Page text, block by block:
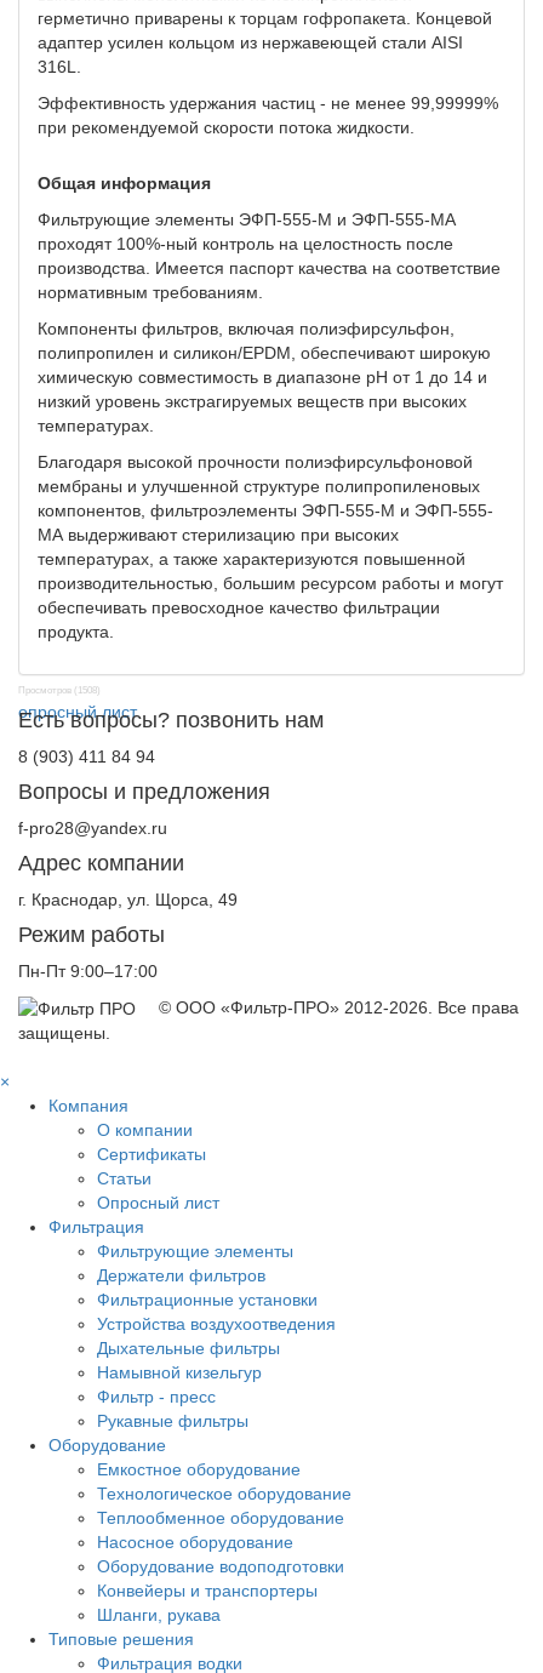
герметично приварены к торцам гофропакета. Концевой
адаптер усилен кольцом из нержавеющей стали AISI
316L.
Эффективность удержания частиц - не менее 99,99999%
при рекомендуемой скорости потока жидкости.
Общая информация
Фильтрующие элементы ЭФП-555-М и ЭФП-555-МА
проходят 100%-ный контроль на целостность после
производства. Имеется паспорт качества на соответствие
нормативным требованиям.
Компоненты фильтров, включая полиэфирсульфон,
полипропилен и силикон/EPDM, обеспечивают широкую
химическую совместимость в диапазоне рН от 1 до 14 и
низкий уровень экстрагируемых веществ при высоких
температурах.
Благодаря высокой прочности полиэфирсульфоновой
мембраны и улучшенной структуре полипропиленовых
компонентов, фильтроэлементы ЭФП-555-М и ЭФП-555-
МА выдерживают стерилизацию при высоких
температурах, а также характеризуются повышенной
производительностью, большим ресурсом работы и могут
обеспечивать превосходное качество фильтрации
продукта.
опросный лист
Просмотров (1508)
Есть вопросы? позвонить нам
8 (903) 411 84 94
Вопросы и предложения
f-pro28@yandex.ru
Адрес компании
г. Краснодар, ул. Щорса, 49
Режим работы
Пн-Пт 9:00–17:00
© ООО «Фильтр-ПРО» 2012-2026. Все права
защищены.
×
Компания
О компании
Сертификаты
Статьи
Опросный лист
Фильтрация
Фильтрующие элементы
Держатели фильтров
Фильтрационные установки
Устройства воздухоотведения
Дыхательные фильтры
Намывной кизельгур
Фильтр - пресс
Рукавные фильтры
Оборудование
Емкостное оборудование
Технологическое оборудование
Теплообменное оборудование
Насосное оборудование
Оборудование водоподготовки
Конвейеры и транспортеры
Шланги, рукава
Типовые решения
Фильтрация водки